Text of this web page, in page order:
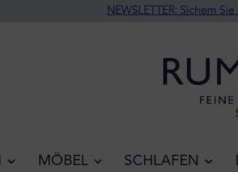
NEWSLETTER: Sichern
MÖBEL SCHLAFEN